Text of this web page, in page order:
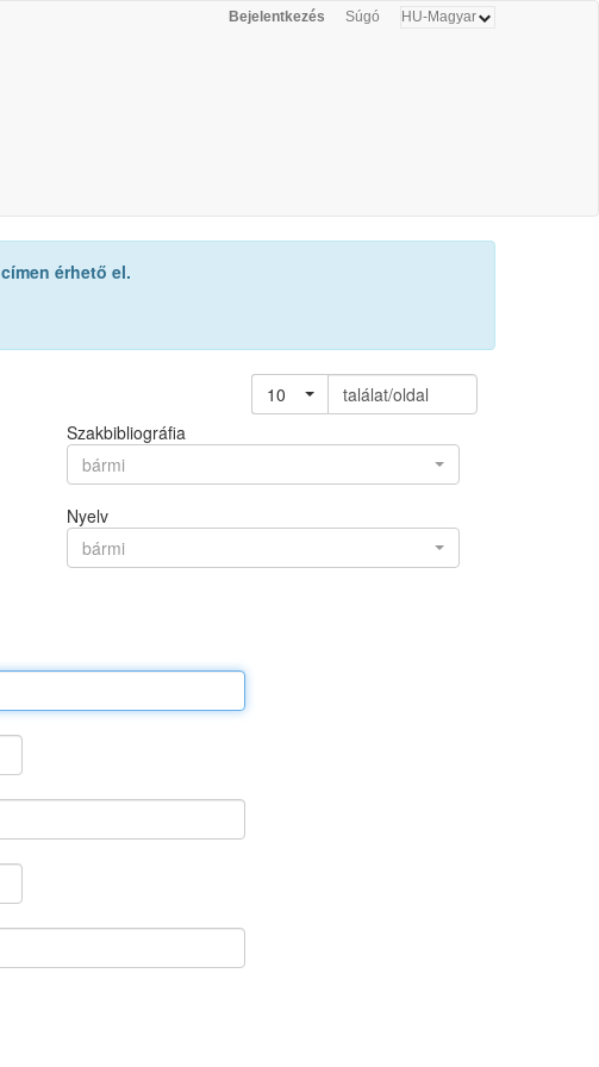
Bejelentkezés Súgó
címen érhető el.
10
találat/oldal
Szakbibliográfia
bármi
Nyelv
bármi